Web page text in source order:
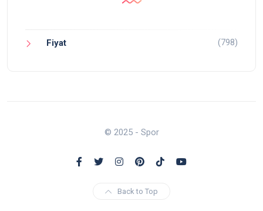
Fiyat (798)
© 2025 - Spor
Back to Top